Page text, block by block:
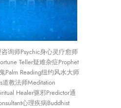
询师Psychic身心灵疗愈师
Teller疑难杂症Prophet
Palm Reading纽约风水大师
道教法师Meditation
Healer驱邪Predictor通
心理疾病Buddhist